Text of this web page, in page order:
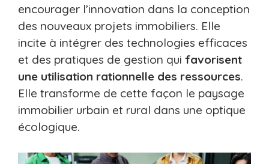
encourager l’innovation dans la conception
des nouveaux projets immobiliers. Elle
incite à intégrer des technologies efficaces
et des pratiques de gestion qui favorisent
une utilisation rationnelle des ressources.
Elle transforme de cette façon le paysage
immobilier urbain et rural dans une optique
écologique.